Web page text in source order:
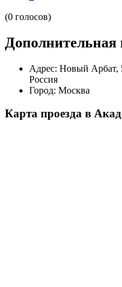
(0 голосов)
Адрес: Новый Арбат,
Россия
Город: Москва
Карта проезда в